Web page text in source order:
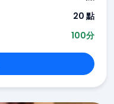
20 點
100分